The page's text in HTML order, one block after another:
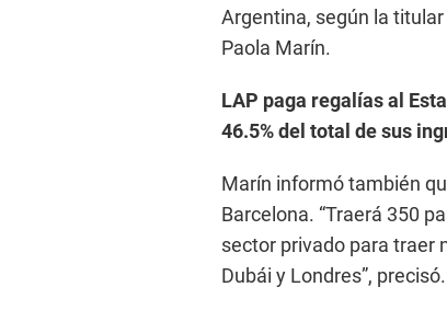
Argentina, según la
Paola Marín.
LAP paga regalías al
46.5% del total de sus
Marín informó también
Barcelona. “Traerá 350
sector privado para traer
Dubái y Londres”, precisó.